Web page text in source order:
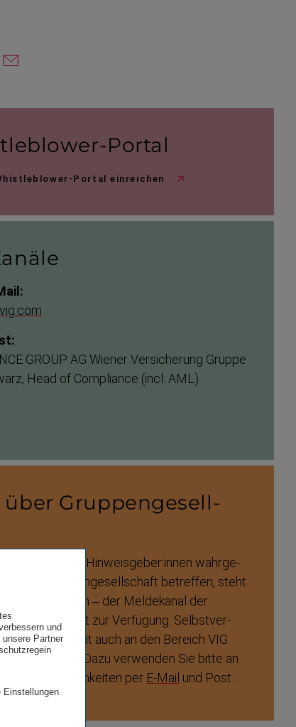
​Portal
Portal einreichen
GROUP AG Wiener Versicherung Gruppe
Head of Compliance (incl. AML)
über Grup­pen­ge­sell­
zu einem von Hinweisgeber:innen wahrge­
eine Gruppen­ge­sell­schaft betreffen, steht
vorhanden – der Meldekanal der
zur Verfügung. Selbst­ver­
sich jederzeit auch an den Bereich VIG
wenden. Dazu verwenden Sie bitte an
Kontakt­mög­lich­keiten per E-Mail und Post.
und
Partner
Einstellungen